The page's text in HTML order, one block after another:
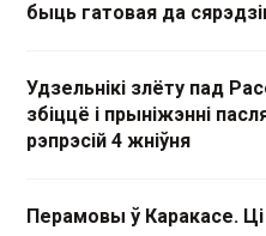
быць гатовая да
Удзельнікі злёту пад
збіццё і прыніжэнні
рэпрэсій 4 жніўня
Перамовы ў Каракасе.